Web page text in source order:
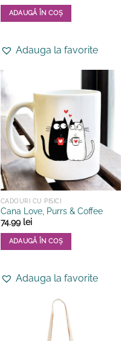
ADAUGĂ ÎN COȘ
Adauga la favorite
CADOURI CU PISICI
Cana Love, Purrs & Coffee
74.99 lei
ADAUGĂ ÎN COȘ
Adauga la favorite